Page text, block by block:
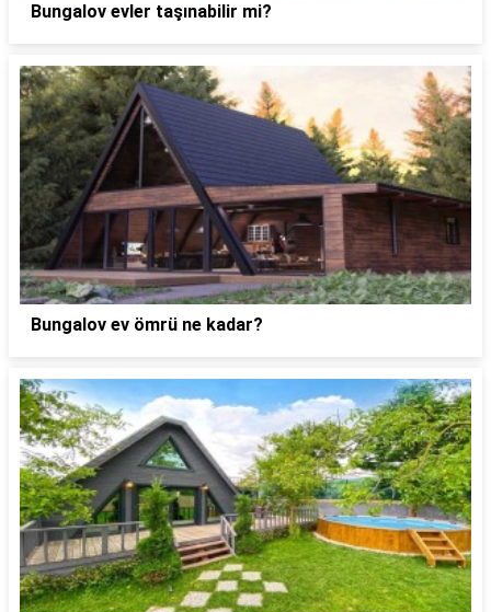
Bungalov evler taşınabilir mi?
Bungalov ev ömrü ne kadar?